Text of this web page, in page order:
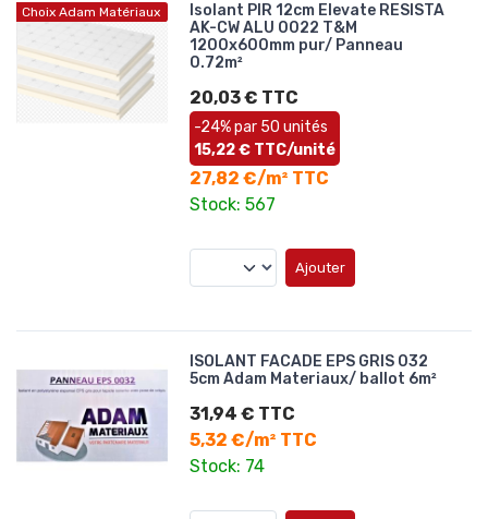
Choix Adam Matériaux
Isolant PIR 12cm Elevate RESISTA
AK-CW ALU 0022 T&M
1200x600mm pur/ Panneau
0.72m²
20,03 € TTC
-24% par 50 unités
15,22 € TTC/unité
27,82 €/m² TTC
Stock: 567
Ajouter
ISOLANT FACADE EPS GRIS 032
5cm Adam Materiaux/ ballot 6m²
31,94 € TTC
5,32 €/m² TTC
Stock: 74